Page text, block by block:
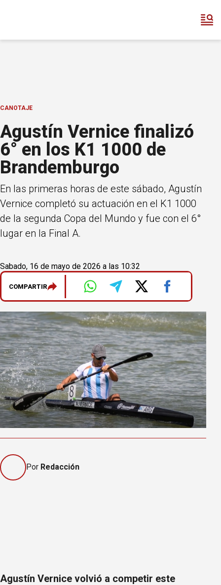
CANOTAJE
Agustín Vernice finalizó
6° en los K1 1000 de
Brandemburgo
En las primeras horas de este sábado, Agustín
Vernice completó su actuación en el K1 1000
de la segunda Copa del Mundo y fue con el 6°
lugar en la Final A.
Sabado, 16 de mayo de 2026 a las 10:32
COMPARTIR
Por Redacción
Agustín Vernice volvió a competir este